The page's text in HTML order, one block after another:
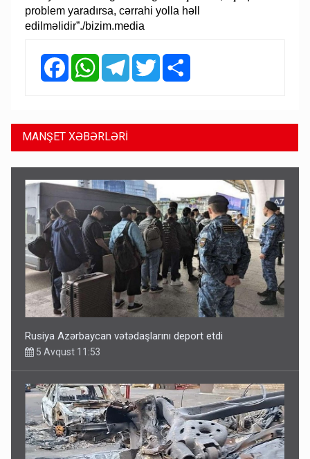
problem yaradırsa, cərrahi yolla həll
edilməlidir”./bizim.media
FacebookWhatsAppTelegramTwitter
MANŞET XƏBƏRLƏRİ
Rusiya Azərbaycan vətədaşlarını deport etdi
5 Avqust 11:53